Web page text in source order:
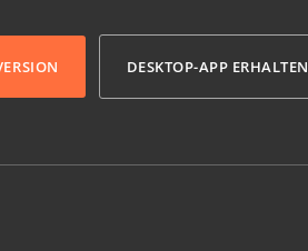
DESKTOP-APP ERHALTEN